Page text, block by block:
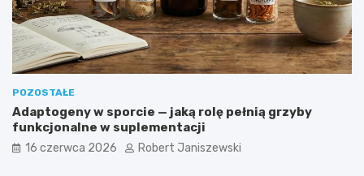
POZOSTAŁE
Adaptogeny w sporcie — jaką rolę pełnią grzyby
funkcjonalne w suplementacji
16 czerwca 2026 Robert Janiszewski